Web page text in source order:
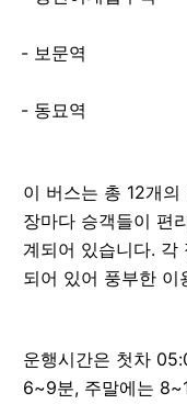
보문역
동묘역
이 버스는 총 12개
장마다 승객들이 편
계되어 있습니다. 각
되어 있어 풍부한 이
운행시간은 첫차
6~9분, 주말에는